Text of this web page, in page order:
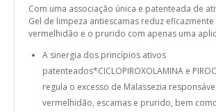
Modo de Utilização
Com uma associação única e patenteada de
Gel de limpeza antiescamas reduz eficazmente
vermelhidão e o prurido com apenas uma
A sinergia dos princípios ativos
patenteados*CICLOPIROXOLAMINA e
regula o excesso de Malassezia
vermelhidão, escamas e prurido, bem